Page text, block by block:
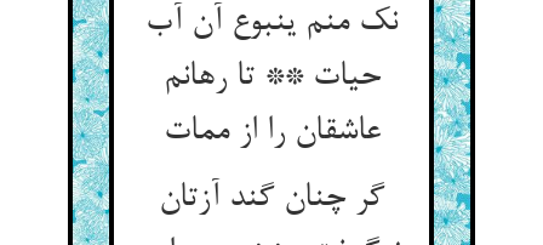
نک منم ینبوع آن آب
حیات ** تا رهانم
عاشقان را از ممات
گر چنان گند آزتان